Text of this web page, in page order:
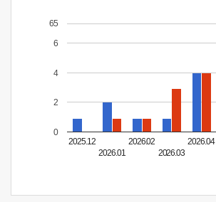
2025.12
2026.01
2026.02
2026.03
2026.04
0
2
4
6
65